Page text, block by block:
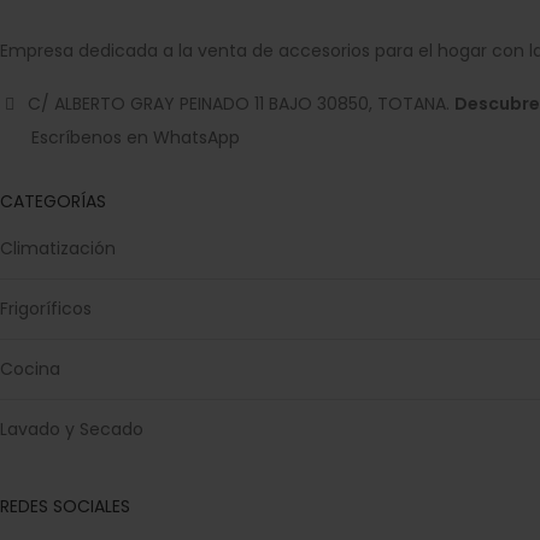
Empresa dedicada a la venta de accesorios para el hogar con
C/ ALBERTO GRAY PEINADO 11 BAJO 30850, TOTANA.
Escríbenos en WhatsApp
CATEGORÍAS
Climatización
Frigoríficos
Cocina
Lavado y Secado
REDES SOCIALES